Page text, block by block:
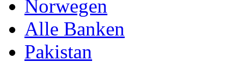
Norwegen
Alle Banken
Pakistan